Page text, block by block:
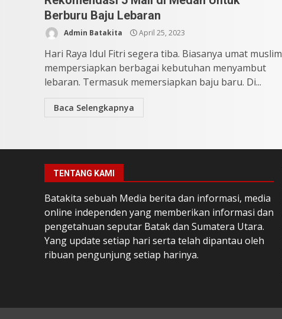
Berburu Baju Lebaran
Admin Batakita April 25, 2023
Hari Raya Idul Fitri segera tiba. Biasanya umat muslim
mempersiapkan berbagai kebutuhan menyambut
lebaran. Termasuk memersiapkan baju baru. Di...
Baca Selengkapnya
TENTANG KAMI
Batakita sebuah Media berita dan informasi, media
online independen yang memberikan informasi dan
pengetahuan seputar Batak dan Sumatera Utara.
Yang update setiap hari serta telah dipantau oleh
ribuan pengunjung setiap harinya.